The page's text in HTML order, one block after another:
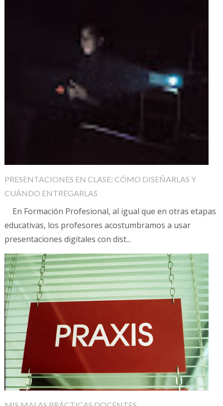
PRESENTACIONES EN CLASE: CÓMO DISEÑARLAS Y
CUÁNDO ENTREGARLAS
En Formación Profesional, al igual que en otras etapas
educativas, los profesores acostumbramos a usar
presentaciones digitales con dist...